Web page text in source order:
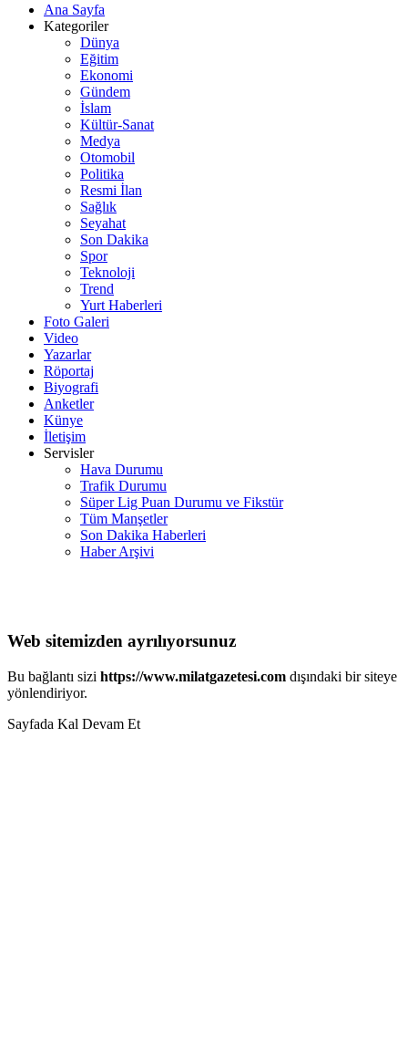
Ana Sayfa
Kategoriler
Dünya
Eğitim
Ekonomi
Gündem
İslam
Kültür-Sanat
Medya
Otomobil
Politika
Resmi İlan
Sağlık
Seyahat
Son Dakika
Spor
Teknoloji
Trend
Yurt Haberleri
Foto Galeri
Video
Yazarlar
Röportaj
Biyografi
Anketler
Künye
İletişim
Servisler
Hava Durumu
Trafik Durumu
Süper Lig Puan Durumu ve Fikstür
Tüm Manşetler
Son Dakika Haberleri
Haber Arşivi
Web sitemizden ayrılıyorsunuz
Bu bağlantı sizi https://www.milatgazetesi.com dışındaki bir siteye
yönlendiriyor.
Sayfada Kal Devam Et